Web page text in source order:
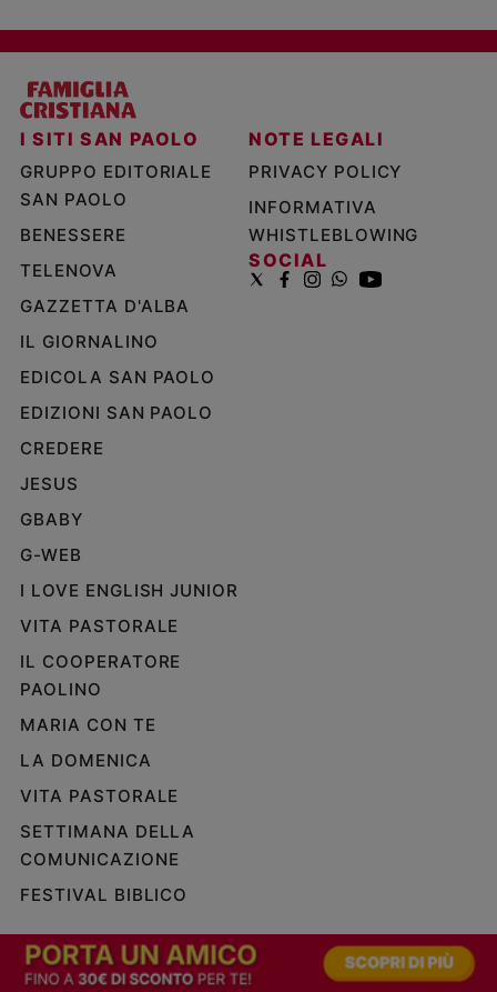
I SITI SAN PAOLO
GRUPPO EDITORIALE
SAN PAOLO
BENESSERE
TELENOVA
GAZZETTA D'ALBA
IL GIORNALINO
EDICOLA SAN PAOLO
EDIZIONI SAN PAOLO
CREDERE
JESUS
GBABY
G-WEB
I LOVE ENGLISH JUNIOR
VITA PASTORALE
IL COOPERATORE
PAOLINO
MARIA CON TE
LA DOMENICA
VITA PASTORALE
SETTIMANA DELLA
COMUNICAZIONE
FESTIVAL BIBLICO
NOTE LEGALI
PRIVACY POLICY
INFORMATIVA
WHISTLEBLOWING
SOCIAL